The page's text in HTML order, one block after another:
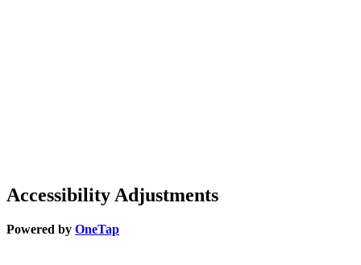
Accessibility Adjustments
Powered by OneTap